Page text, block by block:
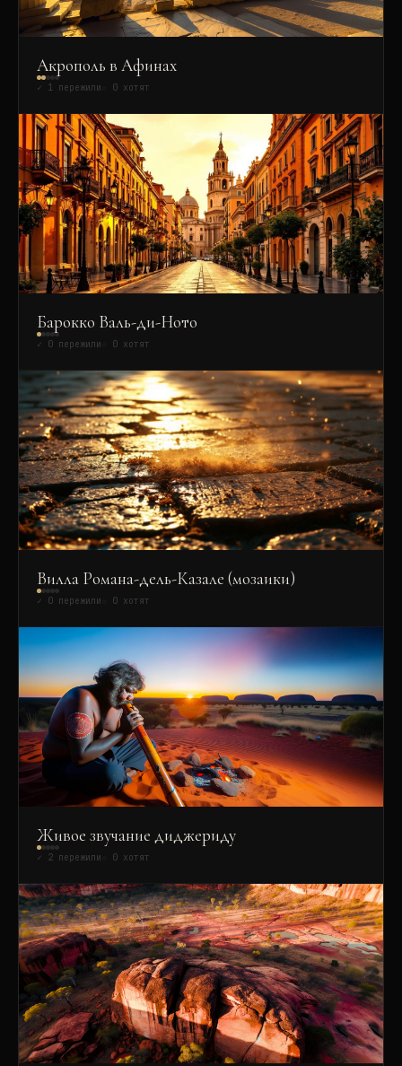
Акрополь в Афинах
✓ 1 пережили 0 хотят
Барокко Валь-ди-Ното
✓ 0 пережили 0 хотят
Вилла Романа-дель-Казале (мозаики)
✓ 0 пережили 0 хотят
Живое звучание диджериду
✓ 2 пережили 0 хотят